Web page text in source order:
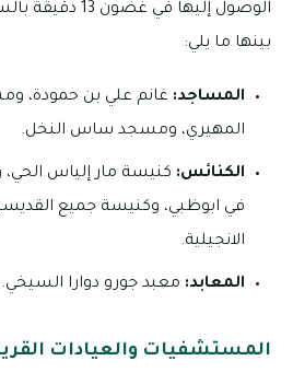
الوصول إليها في
بينها ما يلي:
المساجد: غانم علي بن حمودة،
المهيري، ومسجد ساس النخل.
الكنائس: كنيسة مار إلياس
في ابوظبي، وكنيسة جميع
الانجيلية.
المعابد: معبد جورو دوارا السيخي.
المستشفيات والعيادات